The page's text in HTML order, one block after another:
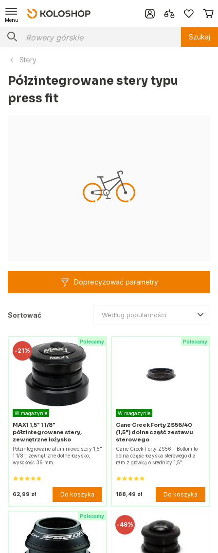
Menu
Szukaj
Stery
Półzintegrowane stery typu
press fit
Doprecyzować parametry
Sortować Według popularności
Polecamy
-21%
W magazynie
MAX1 1,5" 1 1/8"
półzintegrowane stery,
zewnętrzne łożysko
Półzintegrowane aluminiowe stery 1,5"
1 1/8", zewnętrzne dolne łożysko,
wysokość 39 mm.
62,99 zł Do koszyka
Polecamy
W magazynie
Cane Creek Forty ZS56/40
(1,5") dolna część zestawu
sterowego
Cane Creek Forty ZS56 - Bottom to
dolna część łożyska sterowego dla
ram z główką o średnicy 1,5".
188,49 zł Do koszyka
Polecamy
-49%